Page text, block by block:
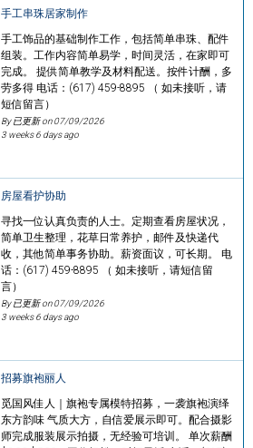
手工串珠居家制作
手工饰品的基础制作工作，包括简单串珠、配件
组装。工作内容简单易学，时间灵活，在家即可
完成。 提供简单教学及材料配送。按件计酬，多
劳多得 电话：(617) 459-8895 （ 如未接听，请
短信留言）
By 已更新 on07/09/2026
3 weeks 6 days ago
房屋看护协助
寻找一位认真负责的人士。定期查看房屋状况，
简单卫生整理，花草日常养护，邮件及快递代
收，其他简单事务协助。薪资面议，可长期。 电
话：(617) 459-8895 （ 如未接听，请短信留
言）
By 已更新 on07/09/2026
3 weeks 6 days ago
招募旗袍丽人
觅国风佳人｜旗袍专属模特招募，一袭旗袍演绎
东方韵味 气质大方，自信爱展示即可。配合摄影
师完成服装展示拍摄，无经验可培训。 单次薪酬